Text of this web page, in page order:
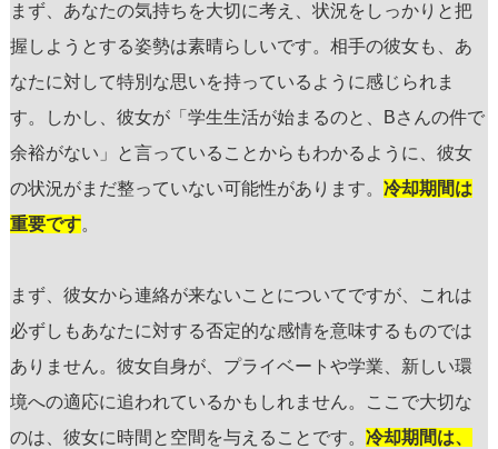
まず、あなたの気持ちを大切に考え、状況をしっかりと把
握しようとする姿勢は素晴らしいです。相手の彼女も、あ
なたに対して特別な思いを持っているように感じられま
す。しかし、彼女が「学生生活が始まるのと、Bさんの件で
余裕がない」と言っていることからもわかるように、彼女
の状況がまだ整っていない可能性があります。 冷却期間は
重要です。
まず、彼女から連絡が来ないことについてですが、これは
必ずしもあなたに対する否定的な感情を意味するものでは
ありません。彼女自身が、プライベートや学業、新しい環
境への適応に追われているかもしれません。ここで大切な
のは、彼女に時間と空間を与えることです。 冷却期間は、